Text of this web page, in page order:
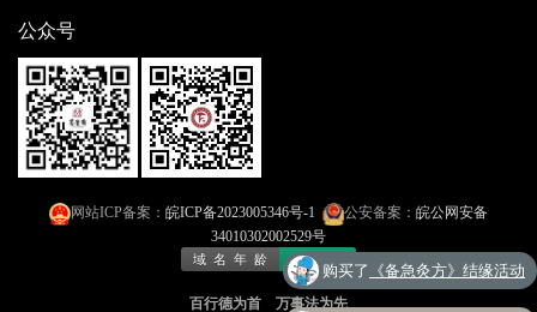
公众号
网站ICP备案： 皖ICP备2023005346号-1 公安备案： 皖公网安备
34010302002529号
百行德为首 万事法为先
购买了 《备急灸方》结缘活动